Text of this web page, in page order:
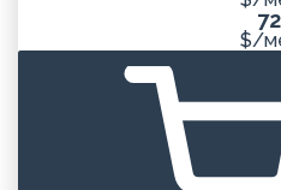
72
$/